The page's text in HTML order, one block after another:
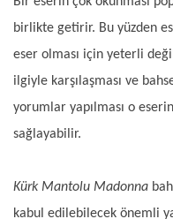
birlikte getirir. Bu yüzden
eser olması için yeterli
ilgiyle karşılaşması ve
yorumlar yapılması o
sağlayabilir.
Kürk Mantolu Madonna
kabul edilebilecek önemli